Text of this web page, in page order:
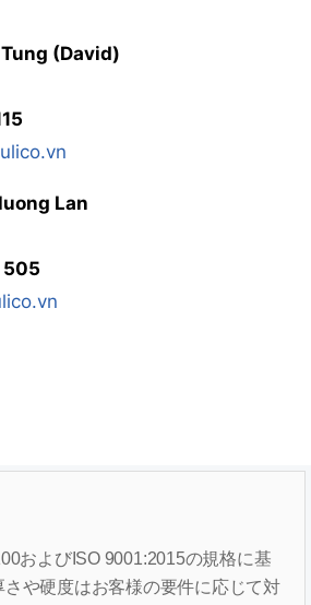
(David)
Lan
およびISO 9001:2015の規格に基
や硬度はお客様の要件に応じて対